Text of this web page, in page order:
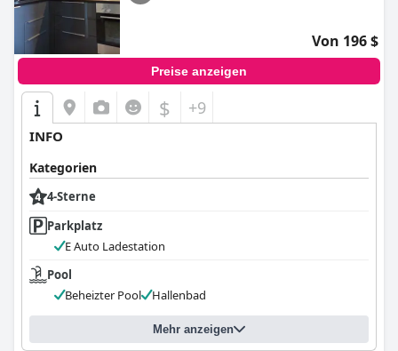
Von 196 $
Preise anzeigen
$ +9
INFO
Kategorien
4-Sterne
Parkplatz
E Auto Ladestation
Pool
Beheizter Pool
Hallenbad
Mehr anzeigen